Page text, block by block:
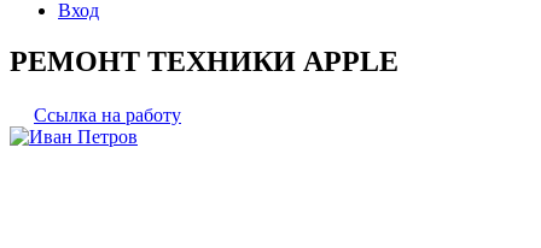
Вход
РЕМОНТ ТЕХНИКИ APPLE
Ссылка на работу